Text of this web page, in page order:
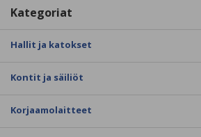
Kategoriat
Hallit ja katokset
Kontit ja säiliöt
Korjaamolaitteet